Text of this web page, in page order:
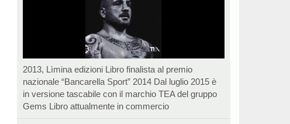
2013, Lìmina edizioni Libro finalista al premio
nazionale “Bancarella Sport” 2014 Dal luglio 2015 è
in versione tascabile con il marchio TEA del gruppo
Gems Libro attualmente in commercio